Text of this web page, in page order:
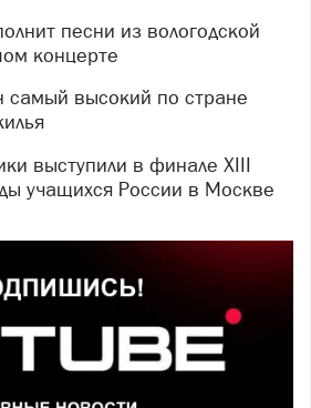
концерте
учащихся России в Москве